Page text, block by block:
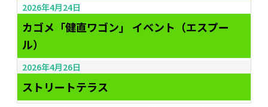
2026年4月24日
カゴメ「健直ワゴン」 イベント（エスプー
ル）
2026年4月26日
ストリートテラス